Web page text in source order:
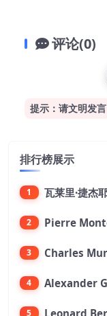
评论(0)
提示：请文明发言
排行榜展示
1
2
3
4
5